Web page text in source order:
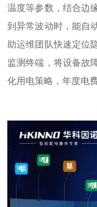
温度等参数，结合边
到异常波动时，能自
助运维团队快速定位
监测终端，将设备故
化用电策略，年度电